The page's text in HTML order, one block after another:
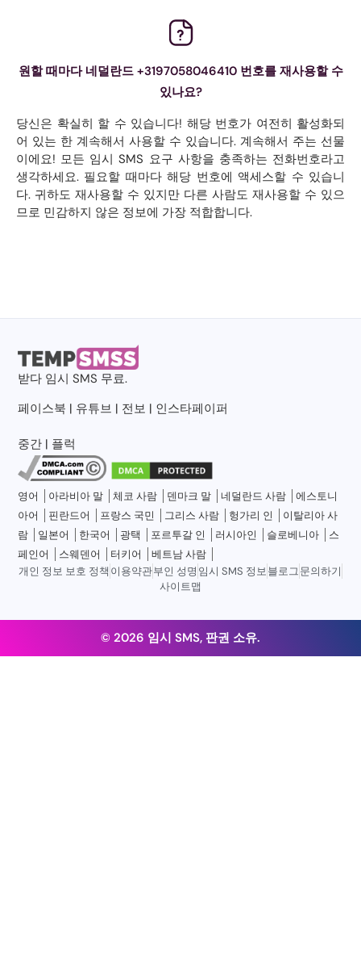
원할 때마다 네덜란드 +3197058046410 번호를 재사용할 수
있나요?
당신은 확실히 할 수 있습니다! 해당 번호가 여전히 활성화되
어 있는 한 계속해서 사용할 수 있습니다. 계속해서 주는 선물
이에요! 모든 임시 SMS 요구 사항을 충족하는 전화번호라고
생각하세요. 필요할 때마다 해당 번호에 액세스할 수 있습니
다. 귀하도 재사용할 수 있지만 다른 사람도 재사용할 수 있으
므로 민감하지 않은 정보에 가장 적합합니다.
받다 임시 SMS 무료.
페이스북 | 유튜브 | 전보 | 인스타페이퍼
중간 | 플럭
영어 아라비아 말 체코 사람 덴마크 말 네덜란드 사람
에스토니
아어
핀란드어 프랑스 국민 그리스 사람 헝가리 인
이탈리아 사
람
일본어 한국어 광택 포르투갈 인 러시아인 슬로베니아
스
페인어
스웨덴어 터키어
베트남 사람
개인 정보 보호 정책 이용약관부인 성명 임시 SMS 정보블로그문의하기
사이트맵
© 2026 임시 SMS, 판권 소유.